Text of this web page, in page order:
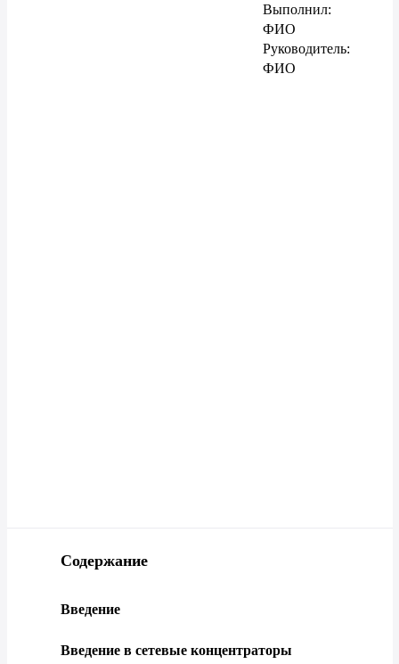
Выполнил:
ФИО
Руководитель:
ФИО
Содержание
Введение
Введение в сетевые концентраторы